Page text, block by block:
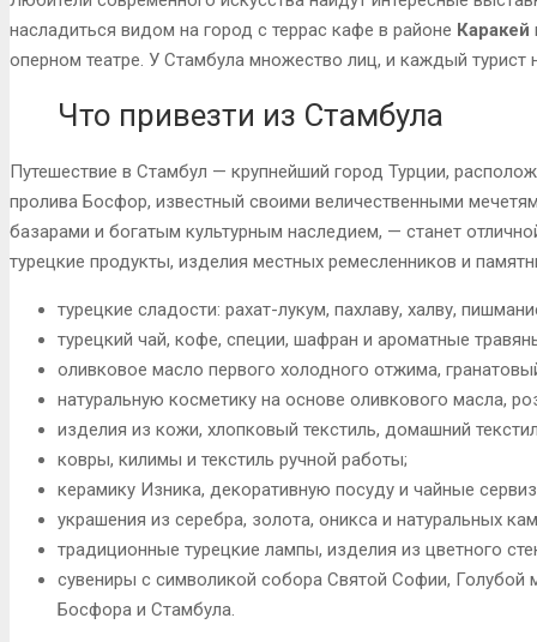
насладиться видом на город с террас кафе в районе Каракей
оперном театре. У Стамбула множество лиц, и каждый турист
Что привезти из Стамбула
Путешествие в Стамбул — крупнейший город Турции,
пролива Босфор, известный своими величественными
базарами и богатым культурным наследием, — станет
турецкие продукты, изделия местных ремесленников и
турецкие сладости: рахат-лукум, пахлаву, халву,
турецкий чай, кофе, специи, шафран и ароматные
оливковое масло первого холодного отжима,
натуральную косметику на основе оливкового масла,
изделия из кожи, хлопковый текстиль, домашний
ковры, килимы и текстиль ручной работы;
керамику Изника, декоративную посуду и чайные
украшения из серебра, золота, оникса и натуральных
традиционные турецкие лампы, изделия из цветного
сувениры с символикой собора Святой Софии, Голубой
Босфора и Стамбула.